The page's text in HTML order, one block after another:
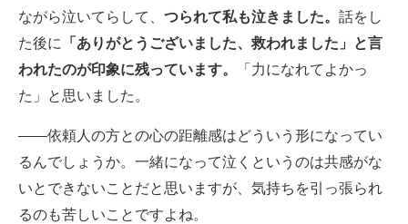
ながら泣いてらして、 つられて私も泣きました。 話をし
た後に
「ありがとうございました、救われました」と言
われたのが印象に残っています。
「力になれてよかっ
た」と思いました。
――依頼人の方との心の距離感はどういう形になってい
るんでしょうか。一緒になって泣くというのは共感がな
いとできないことだと思いますが、気持ちを引っ張られ
るのも苦しいことですよね。